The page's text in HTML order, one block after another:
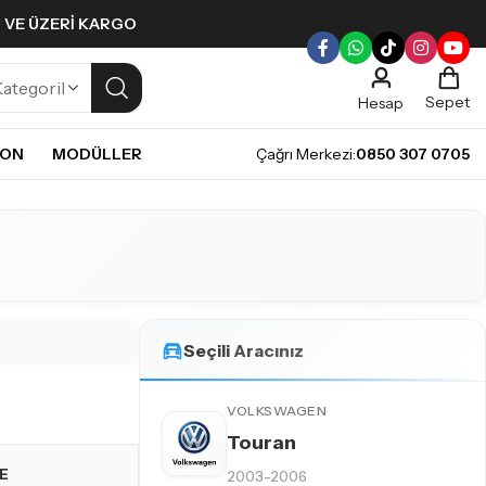
ÜZERI KARGO
Hesap
Sepet
MODÜLLER Çağrı Merkezi:0850 307 0705
Seçili Aracınız
VOLKSWAGEN
Touran
2003-2006